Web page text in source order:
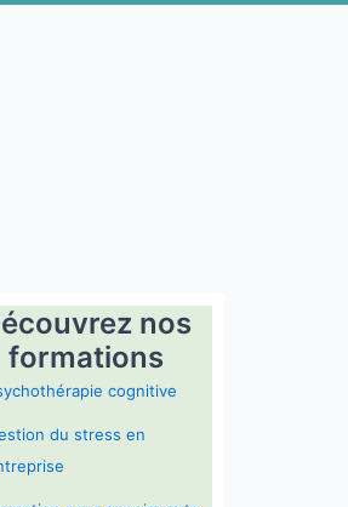
nos
formations
cognitive
du stress en